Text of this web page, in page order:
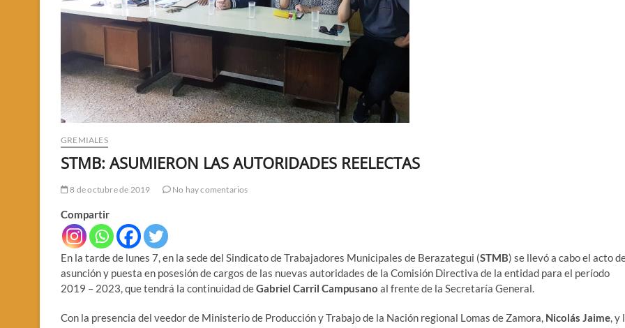
GREMIALES
STMB: ASUMIERON LAS AUTORIDADES REELECTAS
8 de octubre de 2019 No hay comentarios
Compartir
En la tarde de lunes 7, en la sede del Sindicato de Trabajadores Municipales de Berazategui (STMB) se llevó a cabo el acto
asunción y puesta en posesión de cargos de las nuevas autoridades de la Comisión Directiva de la entidad para el período
2019 – 2023, que tendrá la continuidad deGabriel Carril Campusano al frente de la Secretaría General.
Con la presencia del veedor de Ministerio de Producción y Trabajo de la Nación regional Lomas de Zamora, Nicolás Jaime, y